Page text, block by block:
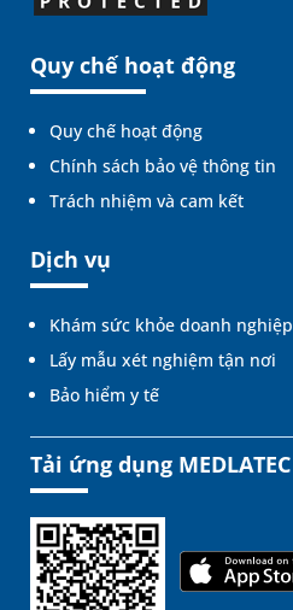
Quy chế hoạt động
Quy chế hoạt động
Chính sách bảo vệ thông tin
Trách nhiệm và cam kết
Dịch vụ
Khám sức khỏe doanh nghiệp
Lấy mẫu xét nghiệm tận nơi
Bảo hiểm y tế
Tải ứng dụng MEDLATEC